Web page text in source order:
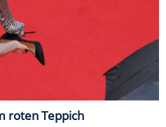
roten Teppich